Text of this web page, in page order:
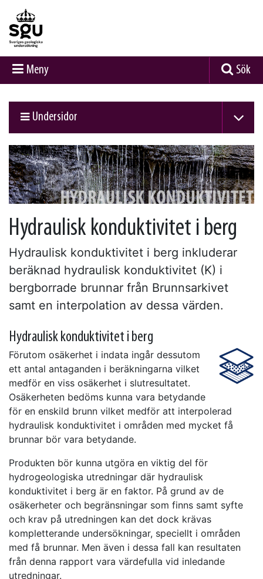
Meny Sök
Undersidor
Hydraulisk konduktivitet i berg
Hydraulisk konduktivitet i berg inkluderar
beräknad hydraulisk konduktivitet (K) i
bergborrade brunnar från Brunnsarkivet
samt en interpolation av dessa värden.
Hydraulisk konduktivitet i berg
Förutom osäkerhet i indata ingår dessutom
ett antal antaganden i beräkningarna vilket
medför en viss osäkerhet i slutresultatet.
Osäkerheten bedöms kunna vara betydande
för en enskild brunn vilket medför att interpolerad
hydraulisk konduktivitet i områden med mycket få
brunnar bör vara betydande.
Produkten bör kunna utgöra en viktig del för
hydrogeologiska utredningar där hydraulisk
konduktivitet i berg är en faktor. På grund av de
osäkerheter och begränsningar som finns samt syfte
och krav på utredningen kan det dock krävas
kompletterande undersökningar, speciellt i områden
med få brunnar. Men även i dessa fall kan resultaten
från denna rapport vara värdefulla vid inledande
utredningar.